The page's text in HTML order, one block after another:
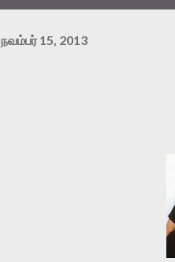
நவம்பர் 15, 2013